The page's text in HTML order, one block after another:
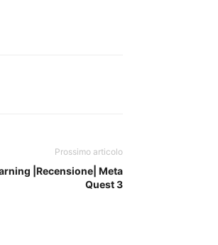
Prossimo articolo
|Recensione| Meta
Quest 3